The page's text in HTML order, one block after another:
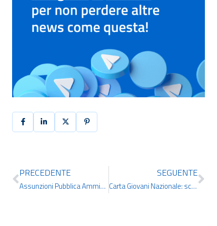
PRECEDENTE
Assunzioni Pubblica Amministrazione: entro il 2022 oltre 100 mila nuovi arrivi
SEGUENTE
Carta Giovani Nazionale: scopri le agevolazioni di IDCERT